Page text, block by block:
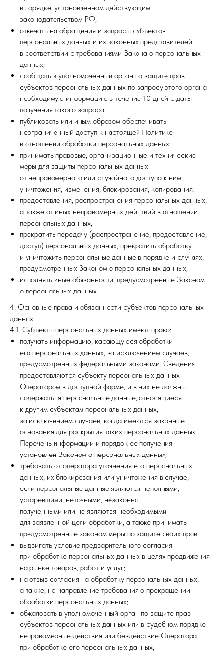
в порядке, установленном действующим
законодательством РФ;
отвечать на обращения и запросы субъектов
персональных данных и их законных представителей
в соответствии с требованиями Закона о персональных
данных;
сообщать в уполномоченный орган по защите прав
субъектов персональных данных по запросу этого органа
необходимую информацию в течение 10 дней с даты
получения такого запроса;
публиковать или иным образом обеспечивать
неограниченный доступ к настоящей Политике
в отношении обработки персональных данных;
принимать правовые, организационные и технические
меры для защиты персональных данных
от неправомерного или случайного доступа к ним,
уничтожения, изменения, блокирования, копирования,
предоставления, распространения персональных данных,
а также от иных неправомерных действий в отношении
персональных данных;
прекратить передачу (распространение, предоставление,
доступ) персональных данных, прекратить обработку
и уничтожить персональные данные в порядке и случаях,
предусмотренных Законом о персональных данных;
исполнять иные обязанности, предусмотренные Законом
о персональных данных.
4. Основные права и обязанности субъектов персональных
данных
4.1. Субъекты персональных данных имеют право:
получать информацию, касающуюся обработки
его персональных данных, за исключением случаев,
предусмотренных федеральными законами. Сведения
предоставляются субъекту персональных данных
Оператором в доступной форме, и в них не должны
содержаться персональные данные, относящиеся
к другим субъектам персональных данных,
за исключением случаев, когда имеются законные
основания для раскрытия таких персональных данных.
Перечень информации и порядок ее получения
установлен Законом о персональных данных;
требовать от оператора уточнения его персональных
данных, их блокирования или уничтожения в случае,
если персональные данные являются неполными,
устаревшими, неточными, незаконно
полученными или не являются необходимыми
для заявленной цели обработки, а также принимать
предусмотренные законом меры по защите своих прав;
выдвигать условие предварительного согласия
при обработке персональных данных в целях продвижения
на рынке товаров, работ и услуг;
на отзыв согласия на обработку персональных данных,
а также, на направление требования о прекращении
обработки персональных данных;
обжаловать в уполномоченный орган по защите прав
субъектов персональных данных или в судебном порядке
неправомерные действия или бездействие Оператора
при обработке его персональных данных;